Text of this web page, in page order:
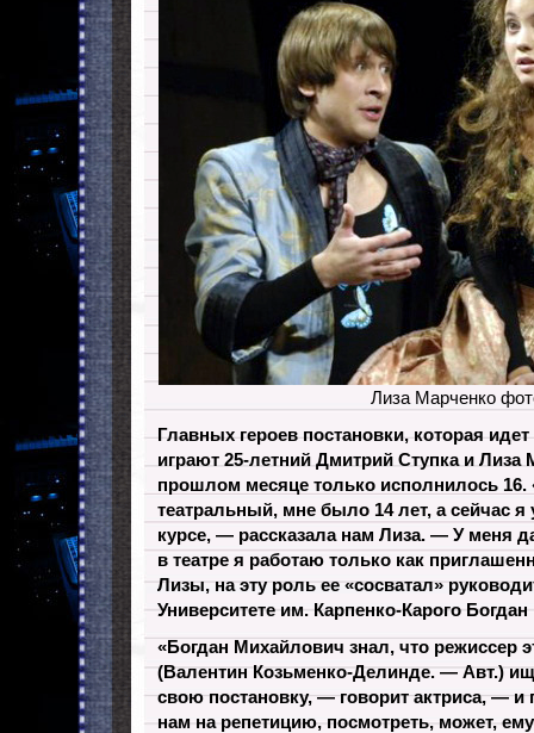
Лиза Марченко
Главных героев постановки, которая
играют 25-летний Дмитрий Ступка и Лиза
прошлом месяце только исполнилось 16.
театральный, мне было 14 лет, а сейчас я
курсе, — рассказала нам Лиза. — У меня
в театре я работаю только как
Лизы, на эту роль ее «сосватал»
Университете им. Карпенко-Карого
«Богдан Михайлович знал, что режиссер
(Валентин Козьменко-Делинде. — Авт.)
свою постановку, — говорит актриса, —
нам на репетицию, посмотреть, может,